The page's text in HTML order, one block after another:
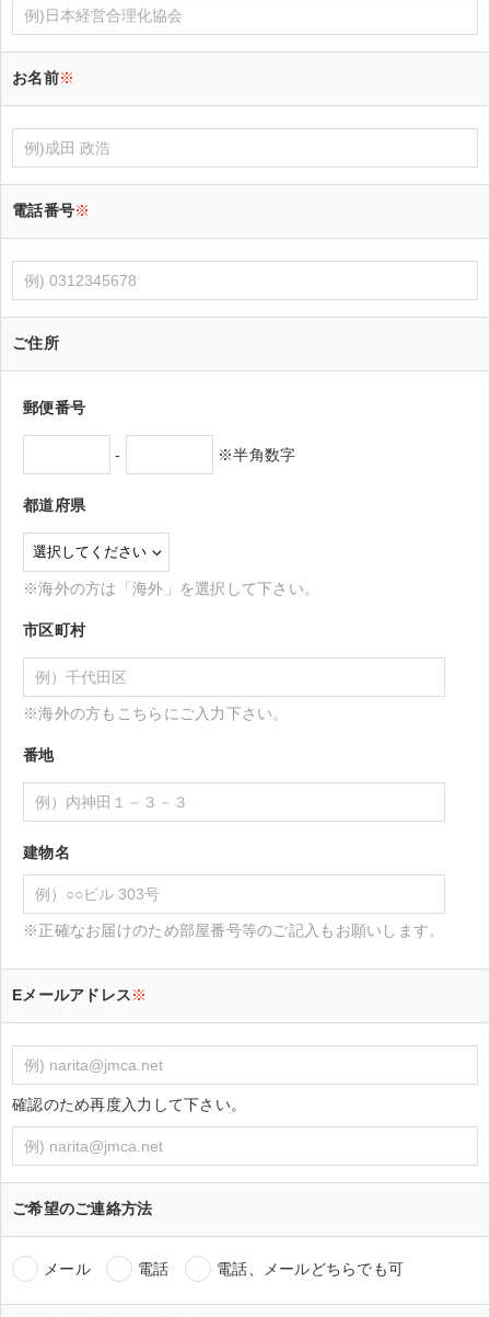
お名前※
電話番号※
ご住所
郵便番号
- ※半角数字
都道府県
※海外の方は「海外」を選択して下さい。
市区町村
※海外の方もこちらにご入力下さい。
番地
建物名
※正確なお届けのため部屋番号等のご記入もお願いします。
Eメールアドレス※
確認のため再度入力して下さい。
ご希望のご連絡方法
メール 電話 電話、メールどちらでも可